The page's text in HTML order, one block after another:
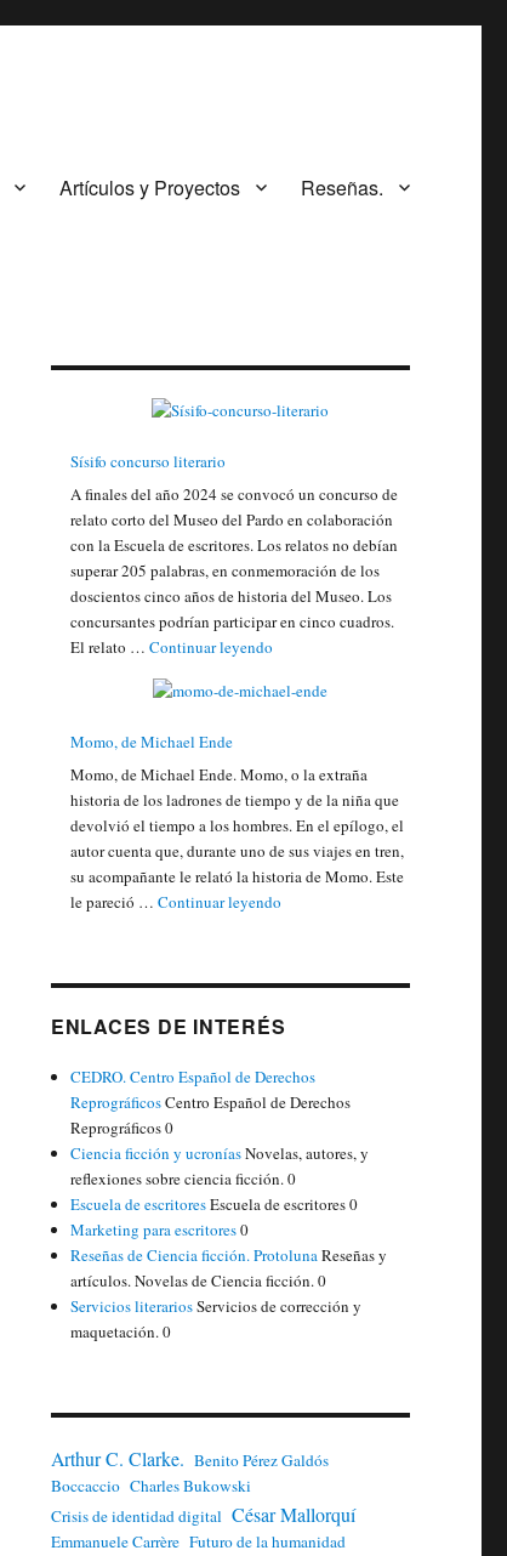
Artículos y Proyectos Reseñas.
Sísifo concurso literario
A finales del año 2024 se convocó un concurso de
relato corto del Museo del Pardo en colaboración
con la Escuela de escritores. Los relatos no debían
superar 205 palabras, en conmemoración de los
doscientos cinco años de historia del Museo. Los
concursantes podrían participar en cinco cuadros.
El relato …Continuar leyendo
Momo, de Michael Ende
Momo, de Michael Ende. Momo, o la extraña
historia de los ladrones de tiempo y de la niña que
devolvió el tiempo a los hombres. En el epílogo, el
autor cuenta que, durante uno de sus viajes en tren,
su acompañante le relató la historia de Momo. Este
le pareció …Continuar leyendo
ENLACES DE INTERÉS
CEDRO. Centro Español de Derechos
ReprográficosCentro Español de Derechos
Reprográficos 0
Ciencia ficción y ucroníasNovelas, autores, y
reflexiones sobre ciencia ficción. 0
Escuela de escritoresEscuela de escritores 0
Marketing para escritores0
Reseñas de Ciencia ficción. ProtolunaReseñas y
artículos. Novelas de Ciencia ficción. 0
Servicios literariosServicios de corrección y
maquetación. 0
Arthur C. Clarke. Benito Pérez Galdós
Boccaccio Charles Bukowski
Crisis de identidad digital César Mallorquí
Emmanuele Carrère Futuro de la humanidad